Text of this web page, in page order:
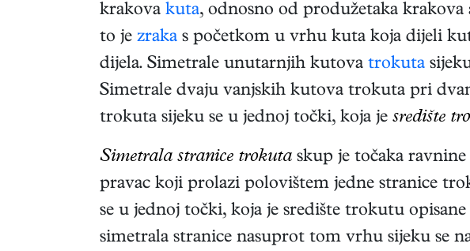
krakova kuta, odnosno od produžetaka krakova
to je zraka s početkom u vrhu kuta koja dijeli
dijela. Simetrale unutarnjih kutova trokuta
Simetrale dvaju vanjskih kutova trokuta pri
trokuta sijeku se u jednoj točki, koja je središte
Simetrala stranice trokuta skup je točaka
pravac koji prolazi polovištem jedne stranice
se u jednoj točki, koja je središte trokutu
simetrala stranice nasuprot tom vrhu sijeku se